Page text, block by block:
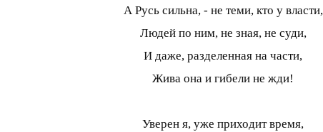
А Русь сильна, - не теми, кто у власти,
Людей по ним, не зная, не суди,
И даже, разделенная на части,
Жива она и гибели не жди!
Уверен я, уже приходит время,